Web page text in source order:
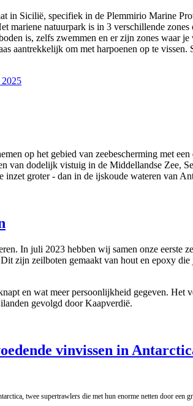
in Sicilië, specifiek in de Plemmirio Marine
mariene natuurpark is in 3 verschillende
is, zelfs zwemmen en er zijn zones
aantrekkelijk om met harpoenen op te
2025
op het gebied van zeebescherming met
van dodelijk vistuig in de Middellandse Zee,
inzet groter - dan in de ijskoude wateren van
In juli 2023 hebben wij samen onze eerste
zijn zeilboten gemaakt van hout en epoxy
en wat meer persoonlijkheid gegeven.
gevolgd door Kaapverdië.
vinvissen in
twee supertrawlers die met hun enorme netten door een